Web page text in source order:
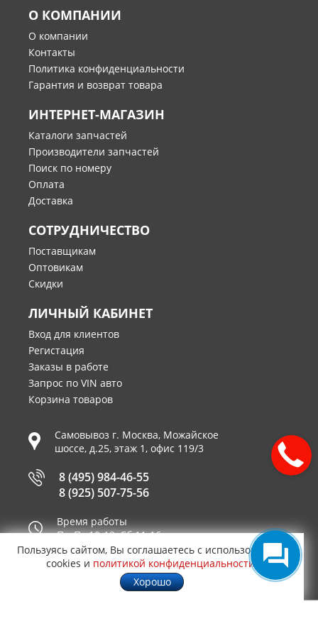
О КОМПАНИИ
О компании
Контакты
Политика конфиденциальности
Гарантия и возврат товара
ИНТЕРНЕТ-МАГАЗИН
Каталоги запчастей
Производители запчастей
Поиск по номеру
Оплата
Доставка
СОТРУДНИЧЕСТВО
Поставщикам
Оптовикам
Скидки
ЛИЧНЫЙ КАБИНЕТ
Вход для клиентов
Регистация
Заказы в работе
Запрос по VIN авто
Корзина товаров
Самовывоз г. Москва, Можайское
шоссе, д.25, этаж 1, офис 119/3
8 (495) 984-46-55
8 (925) 507-75-56
Время работы
Пн-Пт 10-19, Сб 11-16
Принимаем к оплате
Пользуясь сайтом, Вы соглашаетесь с использованием
cookies и политикой конфиденциальности
Хорошо